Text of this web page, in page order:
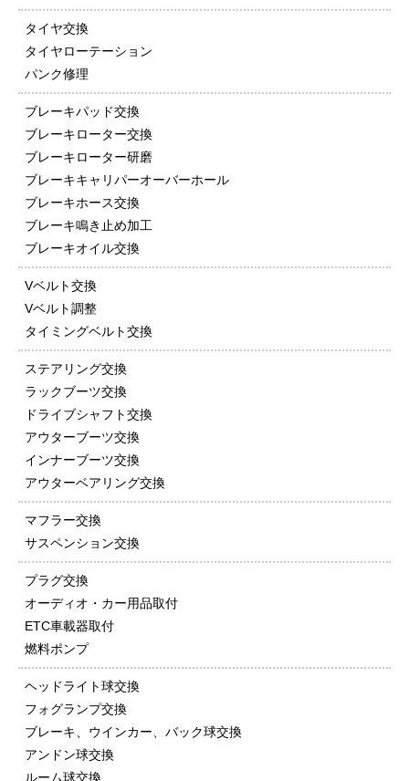
タイヤ交換
タイヤローテーション
パンク修理
ブレーキパッド交換
ブレーキローター交換
ブレーキローター研磨
ブレーキキャリパーオーバーホール
ブレーキホース交換
ブレーキ鳴き止め加工
ブレーキオイル交換
Vベルト交換
Vベルト調整
タイミングベルト交換
ステアリング交換
ラックブーツ交換
ドライブシャフト交換
アウターブーツ交換
インナーブーツ交換
アウターベアリング交換
マフラー交換
サスペンション交換
プラグ交換
オーディオ・カー用品取付
ETC車載器取付
燃料ポンプ
ヘッドライト球交換
フォグランプ交換
ブレーキ、ウインカー、バック球交換
アンドン球交換
ルーム球交換